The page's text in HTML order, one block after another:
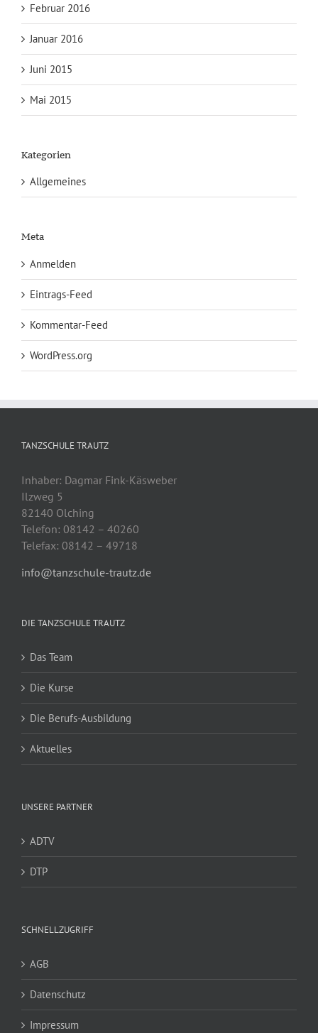
Februar 2016
Januar 2016
Juni 2015
Mai 2015
Kategorien
Allgemeines
Meta
Anmelden
Eintrags-Feed
Kommentar-Feed
WordPress.org
TANZSCHULE TRAUTZ
Inhaber: Dagmar Fink-Käsweber
Ilzweg 5
82140 Olching
Telefon: 08142 – 40260
Telefax: 08142 – 49718
info@tanzschule-trautz.de
DIE TANZSCHULE TRAUTZ
Das Team
Die Kurse
Die Berufs-Ausbildung
Aktuelles
UNSERE PARTNER
ADTV
DTP
SCHNELLZUGRIFF
AGB
Datenschutz
Impressum